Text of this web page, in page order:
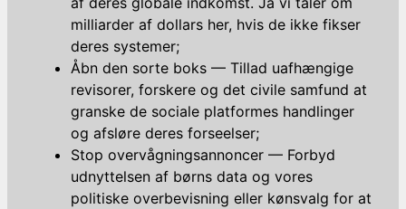
milliarder af dollars her, hvis de ikke fikser
deres systemer;
Åbn den sorte boks — Tillad uafhængige
revisorer, forskere og det civile samfund at
granske de sociale platformes handlinger
og afsløre deres forseelser;
Stop overvågningsannoncer — Forbyd
udnyttelsen af ​​børns data og vores
politiske overbevisning eller kønsvalg for at